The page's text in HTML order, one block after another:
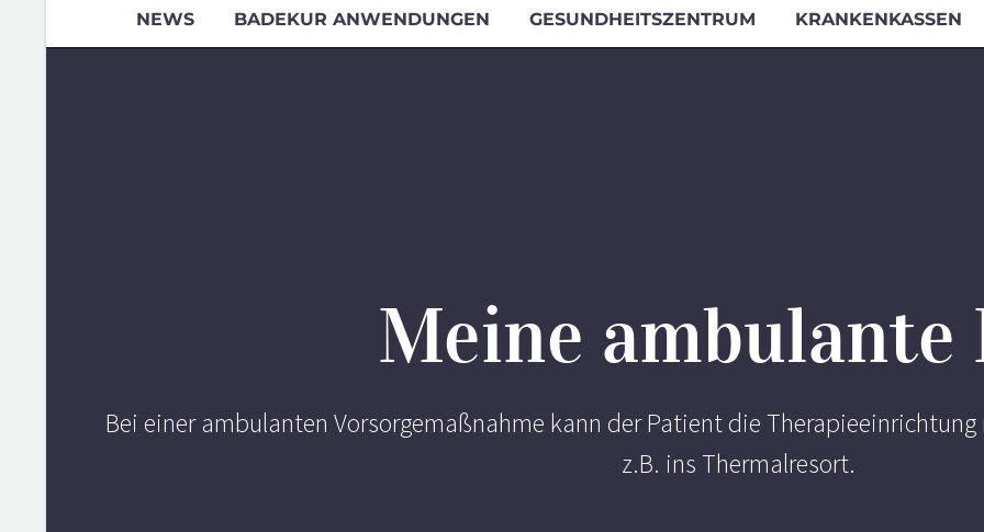
NEWS BADEKUR ANWENDUNGEN GESUNDHEITSZENTRUM KRANKENKASSEN
Meine ambulante
Bei einer ambulanten Vorsorgemaßnahme kann der Patient die
z.B. ins Thermalresort.